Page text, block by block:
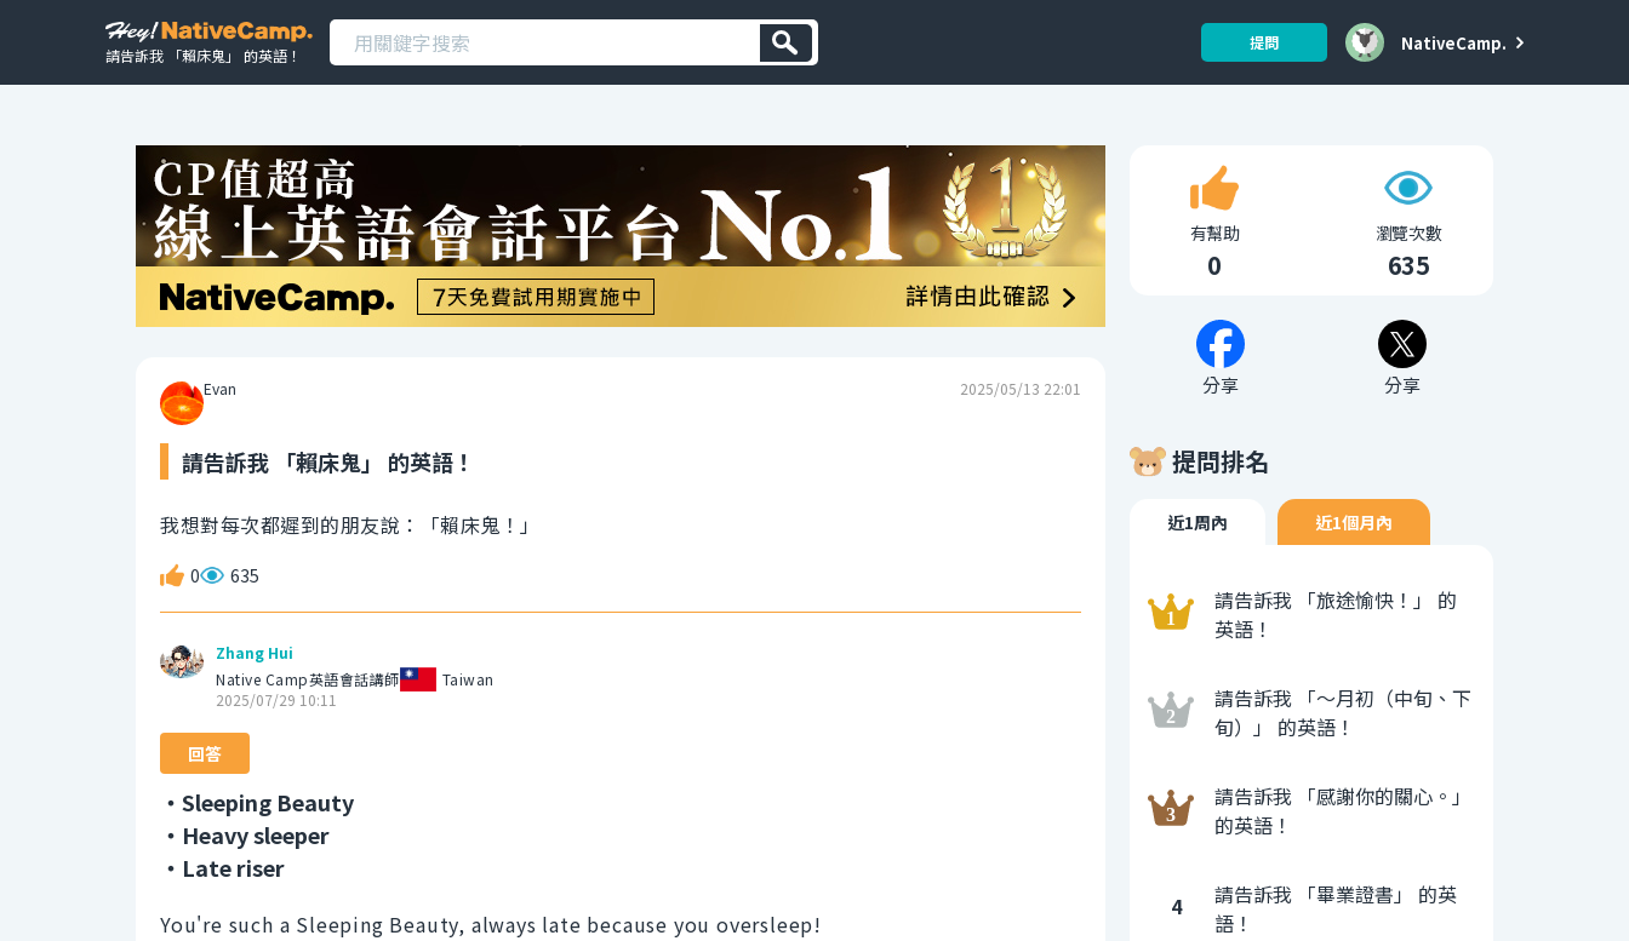
請告訴我 「賴床鬼」 的英語！
提問 NativeCamp.
Evan 2025/05/13 22:01
請告訴我 「賴床鬼」 的英語！
我想對每次都遲到的朋友說：「賴床鬼！」
0 635
Zhang Hui
Native Camp英語會話講師
Taiwan
2025/07/29 10:11
回答
・Sleeping Beauty
・Heavy sleeper
・Late riser
You're such a Sleeping Beauty, always late because you oversleep!
有幫助
0
瀏覽次數
635
分享 分享
提問排名
近1周內 近1個月內
請告訴我 「旅途愉快！」 的
英語！
請告訴我 「〜月初（中旬、下
旬）」 的英語！
請告訴我 「感謝你的關心。」
的英語！
4
請告訴我 「畢業證書」 的英
語！